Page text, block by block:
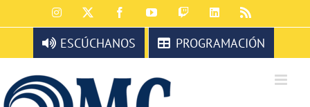
al
contenido
Instagram FacebookYouTubeTwitchLinkedIn
ESCÚCHANOS PROGRAMACIÓN